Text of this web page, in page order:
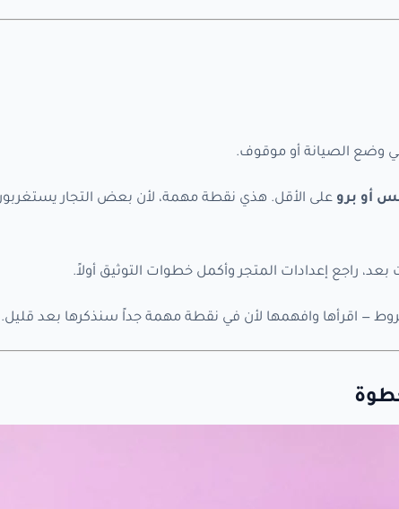
وضع الصيانة أو موقوف.
أو برو على الأقل. هذي نقطة مهمة، لأن بعض التجار
راجع إعدادات المتجر وأكمل خطوات التوثيق أولاً.
— اقرأها وافهمها لأن في نقطة مهمة جداً سنذكرها بعد قليل.